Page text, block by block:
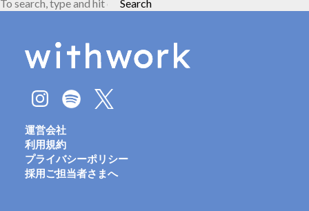
Search
運営会社
利用規約
プライバシーポリシー
採用ご担当者さまへ